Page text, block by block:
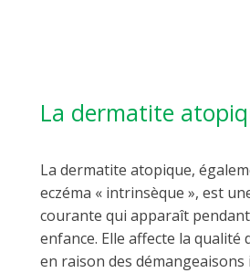
La dermatite
La dermatite atopique,
eczéma « intrinsèque », est
courante qui apparaît
enfance. Elle affecte la qualité
en raison des